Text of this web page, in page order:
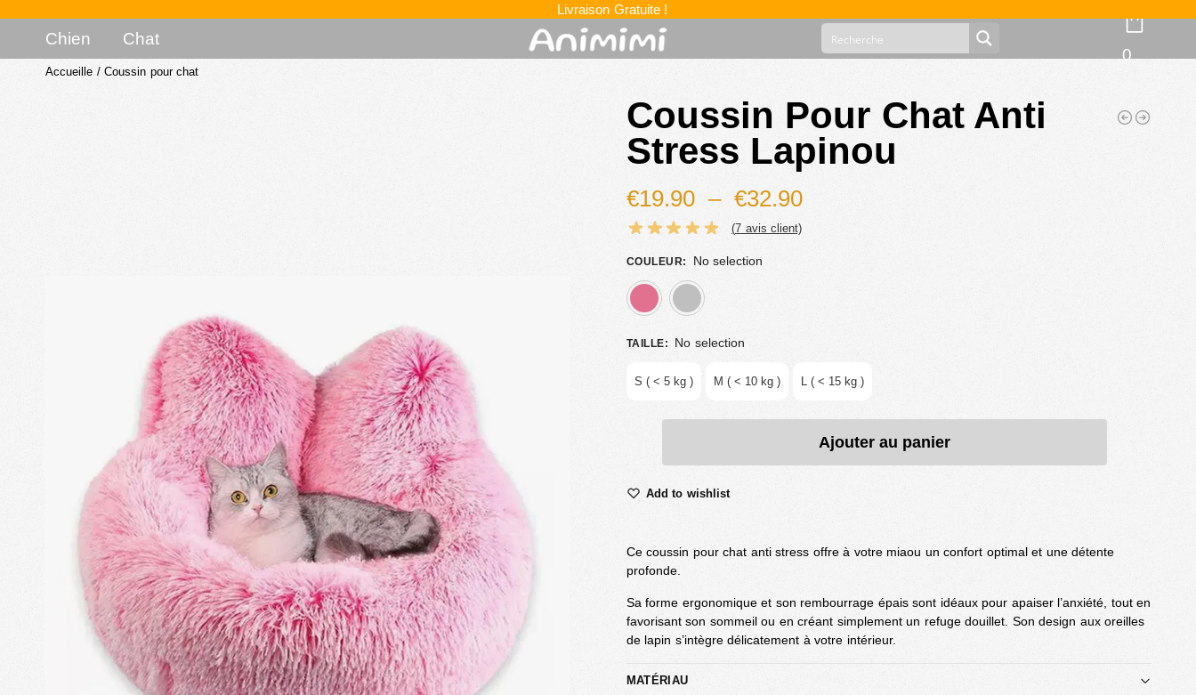
Livraison Gratuite !
Chien
Chat
0
Accueille / Coussin pour chat
Coussin Pour Chat Anti
Stress Lapinou
€19.90 – €32.90
(7 avis client)
COULEUR: No selection
TAILLE: No selection
S ( < 5 kg ) M ( < 10 kg ) L ( < 15 kg )
Ajouter au panier
Add to wishlist
Ce coussin pour chat anti stress offre à votre miaou un confort optimal et une détente
profonde.
Sa forme ergonomique et son rembourrage épais sont idéaux pour apaiser l’anxiété, tout en
favorisant son sommeil ou en créant simplement un refuge douillet. Son design aux oreilles
de lapin s’intègre délicatement à votre intérieur.
MATÉRIAU